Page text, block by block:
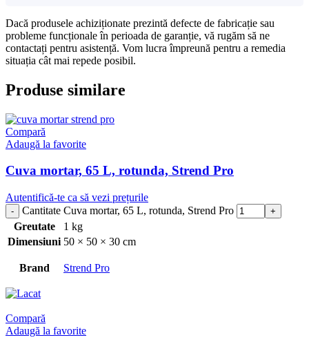
Dacă produsele achiziționate prezintă defecte de fabricație sau
probleme funcționale în perioada de garanție, vă rugăm să ne
contactați pentru asistență. Vom lucra împreună pentru a remedia
situația cât mai repede posibil.
Produse similare
Compară
Adaugă la favorite
Cuva mortar, 65 L, rotunda, Strend Pro
Autentifică-te ca să vezi prețurile
Cantitate Cuva mortar, 65 L, rotunda, Strend Pro
Greutate
1 kg
Dimensiuni 50 × 50 × 30 cm
Brand Strend Pro
Compară
Adaugă la favorite